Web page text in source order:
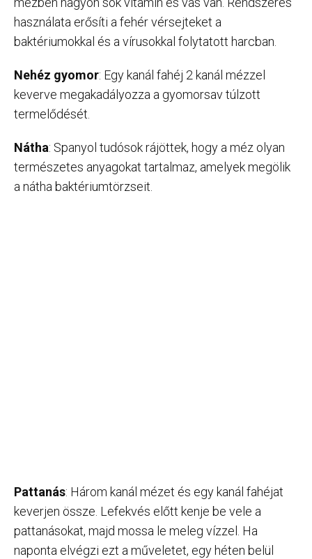
használata erősíti a fehér vérsejteket a
baktériumokkal és a vírusokkal folytatott harcban.
Nehéz gyomor: Egy kanál fahéj 2 kanál mézzel
keverve megakadályozza a gyomorsav túlzott
termelődését.
Nátha: Spanyol tudósok rájöttek, hogy a méz olyan
természetes anyagokat tartalmaz, amelyek megölik
a nátha baktériumtörzseit.
Pattanás: Három kanál mézet és egy kanál fahéjat
keverjen össze. Lefekvés előtt kenje be vele a
pattanásokat, majd mossa le meleg vízzel. Ha
naponta elvégzi ezt a műveletet, egy héten belül